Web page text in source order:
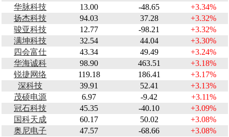
华脉科技 13.00 -48.65
+3.34%
扬杰科技
94.03 37.28
+3.32%
骏亚科技
12.77 -98.21
+3.32%
满坤科技
32.54 44.04
+3.30%
四会富仕
43.34 49.49
+3.24%
华海诚科
98.90 463.51
+3.18%
锐捷网络
119.18 186.41
+3.17%
深科技
39.91 52.41
+3.13%
茂硕电源
6.97 -9.42
+3.11%
冠石科技
45.35 -40.10
+3.09%
国科天成
60.17 50.02
+3.08%
奥尼电子
47.57 -68.66
+3.08%